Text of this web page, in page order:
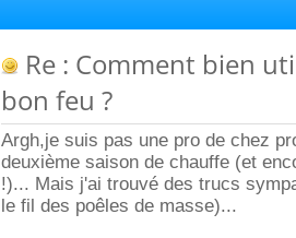
Re : Comment bien
bon feu ?
Argh,je suis pas une pro de chez
deuxième saison de chauffe (et
!)... Mais j'ai trouvé des trucs
le fil des poêles de masse)...